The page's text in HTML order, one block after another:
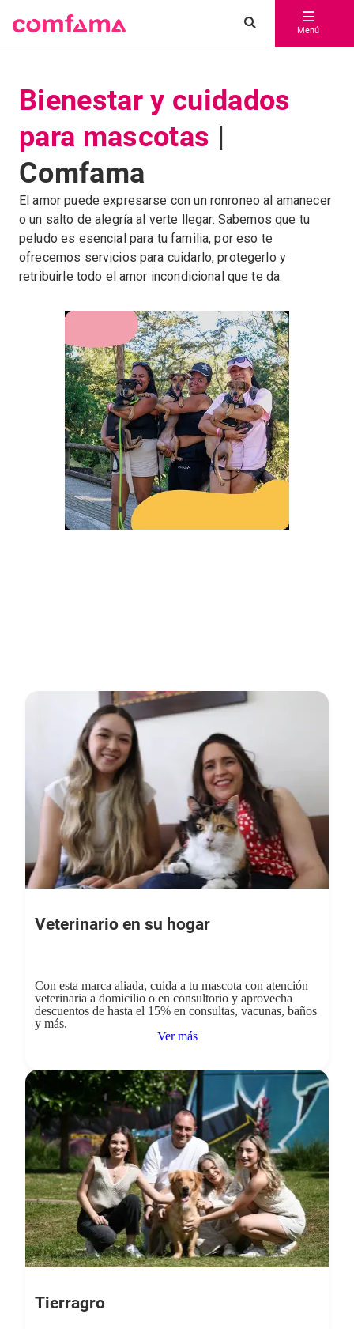
Menú
Bienestar y cuidados
para mascotas |
Comfama
El amor puede expresarse con un ronroneo al amanecer
o un salto de alegría al verte llegar. Sabemos que tu
peludo es esencial para tu familia, por eso te
ofrecemos servicios para cuidarlo, protegerlo y
retribuirle todo el amor incondicional que te da.
Veterinario en su hogar
Con esta marca aliada, cuida a tu mascota con atención
veterinaria a domicilio o en consultorio y aprovecha
descuentos de hasta el 15% en consultas, vacunas, baños
y más.
Ver más
Tierragro